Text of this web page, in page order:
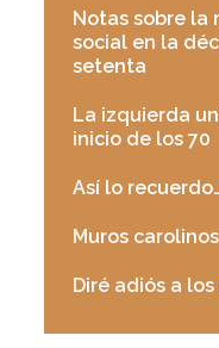
Notas sobre la
social en la
setenta
La izquierda
inicio de los 70
Así lo
Muros carolinos
Diré adiós a